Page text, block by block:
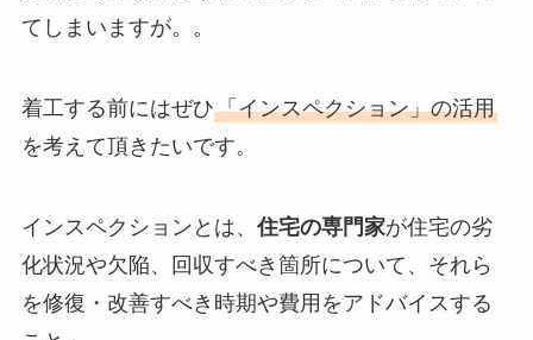
てしまいますが。。
着工する前にはぜひ「インスペクション」の活用
を考えて頂きたいです。
インスペクションとは、 住宅の専門家が住宅の劣
化状況や欠陥、回収すべき箇所について、それら
を修復・改善すべき時期や費用をアドバイスする